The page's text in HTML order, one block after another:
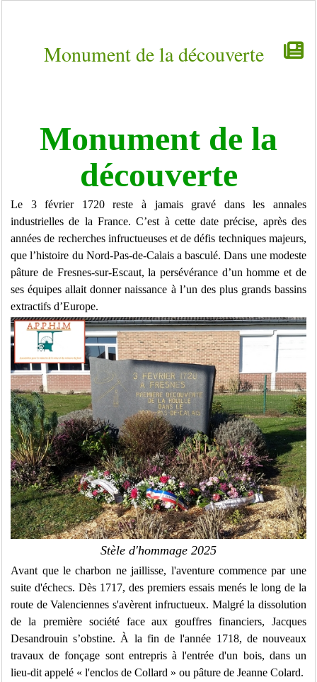
Monument de la découverte
Monument de la
découverte
Le 3 février 1720 reste à jamais gravé dans les annales
industrielles de la France. C’est à cette date précise, après des
années de recherches infructueuses et de défis techniques majeurs,
que l’histoire du Nord-Pas-de-Calais a basculé. Dans une modeste
pâture de Fresnes-sur-Escaut, la persévérance d’un homme et de
ses équipes allait donner naissance à l’un des plus grands bassins
extractifs d’Europe.
Stèle d'hommage 2025
Avant que le charbon ne jaillisse, l'aventure commence par une
suite d'échecs. Dès 1717, des premiers essais menés le long de la
route de Valenciennes s'avèrent infructueux. Malgré la dissolution
de la première société face aux gouffres financiers, Jacques
Desandrouin s’obstine. À la fin de l'année 1718, de nouveaux
travaux de fonçage sont entrepris à l'entrée d'un bois, dans un
lieu-dit appelé « l'enclos de Collard » ou pâture de Jeanne Colard.